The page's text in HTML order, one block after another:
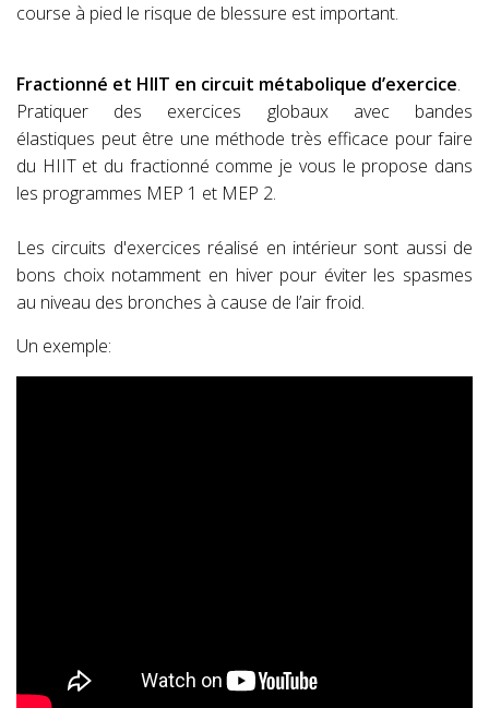
course à pied le risque de blessure est important.
Fractionné et HIIT en circuit métabolique d’exercice.
Pratiquer des exercices globaux avec bandes
élastiques peut être une méthode très efficace pour faire
du HIIT et du fractionné comme je vous le propose dans
les programmes MEP 1 et MEP 2.
Les circuits d'exercices réalisé en intérieur sont aussi de
bons choix notamment en hiver pour éviter les spasmes
au niveau des bronches à cause de l’air froid.
Un exemple: